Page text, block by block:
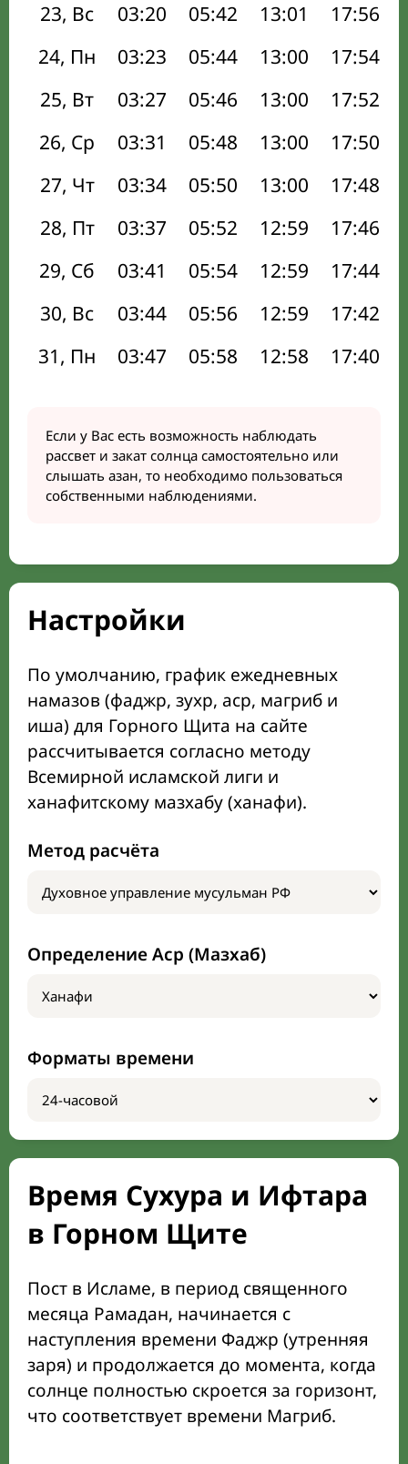
23, Вс
03:20 05:42 13:01 17:56
24, Пн
03:23 05:44 13:00 17:54
25, Вт
03:27 05:46 13:00 17:52
26, Ср
03:31 05:48 13:00 17:50
27, Чт
03:34 05:50 13:00 17:48
28, Пт
03:37 05:52 12:59 17:46
29, Сб
03:41 05:54 12:59 17:44
30, Вс
03:44 05:56 12:59 17:42
31, Пн
03:47 05:58 12:58 17:40
Если у Вас есть возможность наблюдать
рассвет и закат солнца самостоятельно или
слышать азан, то необходимо пользоваться
собственными наблюдениями.
Настройки
По умолчанию, график ежедневных
намазов (фаджр, зухр, аср, магриб и
иша) для Горного Щита на сайте
рассчитывается согласно методу
Всемирной исламской лиги и
ханафитскому мазхабу (ханафи).
Метод расчёта
Определение Аср (Мазхаб)
Форматы времени
Время Сухура и Ифтара
в Горном Щите
Пост в Исламе, в период священного
месяца Рамадан, начинается с
наступления времени Фаджр (утренняя
заря) и продолжается до момента, когда
солнце полностью скроется за горизонт,
что соответствует времени Магриб.